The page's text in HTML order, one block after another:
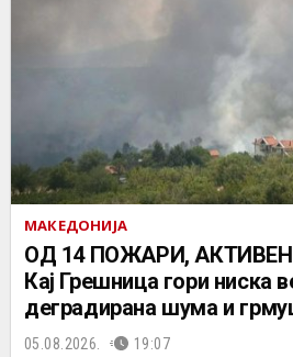
МАКЕДОНИЈА
ОД 14 ПОЖАРИ,
Кај Грешница гори ниска
деградирана шума и
05.08.2026. 19:07